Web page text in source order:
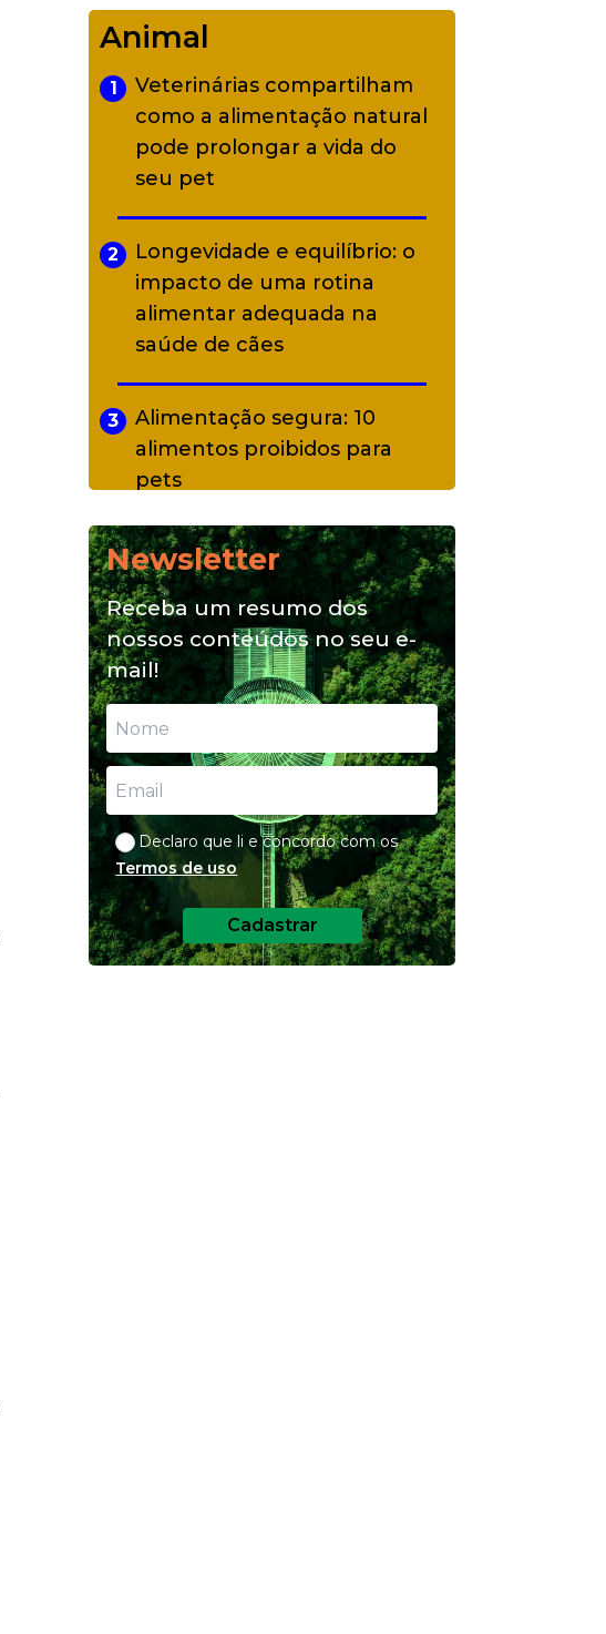
diverso a partir de R$ 17
5
Adriana Calcanhotto retoma
alter ego infantil para show
em Curitiba
Animal
1
Veterinárias compartilham
como a alimentação natural
pode prolongar a vida do
seu pet
2
Longevidade e equilíbrio: o
impacto de uma rotina
alimentar adequada na
saúde de cães
3
Alimentação segura: 10
alimentos proibidos para
pets
4
Alimentação natural e mix
feeding: conheça essas
opções para nutrição do seu
pet
Newsletter
Receba um resumo dos
nossos conteúdos no seu e-
mail!
Declaro que li e concordo com os
Termos de uso
Cadastrar